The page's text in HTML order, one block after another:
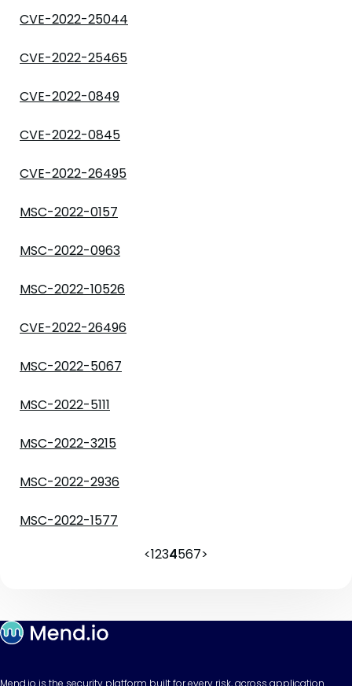
CVE-2022-25044
CVE-2022-25465
CVE-2022-0849
CVE-2022-0845
CVE-2022-26495
MSC-2022-0157
MSC-2022-0963
MSC-2022-10526
CVE-2022-26496
MSC-2022-5067
MSC-2022-5111
MSC-2022-3215
MSC-2022-2936
MSC-2022-1577
<1234567>
Mend.io is the security platform built for every risk, across application